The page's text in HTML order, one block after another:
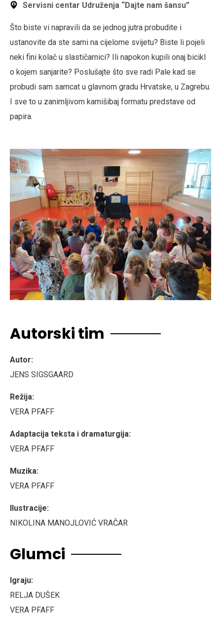
Servisni centar Udruženja “Dajte nam šansu”
Što biste vi napravili da se jednog jutra probudite i
ustanovite da ste sami na cijelome svijetu? Biste li pojeli
neki fini kolač u slastičarnici? Ili napokon kupili onaj bicikl
o kojem sanjarite? Poslušajte što sve radi Pale kad se
probudi sam samcat u glavnom gradu Hrvatske, u Zagrebu.
I sve to u zanimljivom kamišibaj formatu predstave od
papira.
Autorski tim
Autor:
JENS SIGSGAARD
Režija:
VERA PFAFF
Adaptacija teksta i dramaturgija:
VERA PFAFF
Muzika:
VERA PFAFF
Ilustracije:
NIKOLINA MANOJLOVIĆ VRAČAR
Glumci
Igraju:
RELJA DUŠEK
VERA PFAFF